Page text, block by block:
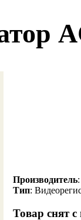
Производитель
Тип:
Товар снят с